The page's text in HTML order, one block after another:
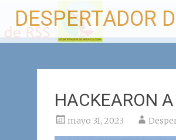
contenido
DESPERTADOR
HACKEARON
mayo 31, 2023